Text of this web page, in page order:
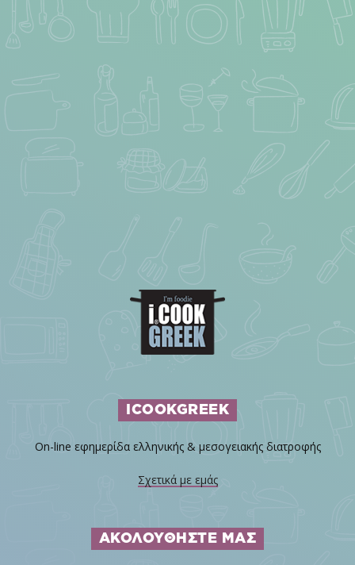
ICOOKGREEK
On-line εφημερίδα ελληνικής & μεσογειακής διατροφής
Σχετικά με εμάς
ΑΚΟΛΟΥΘΗΣΤΕ ΜΑΣ